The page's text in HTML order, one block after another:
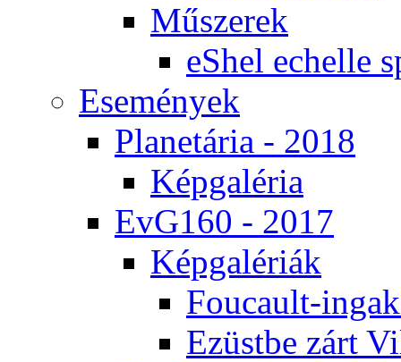
Mű­sze­rek
eS­hel echel­le
Ese­mé­nyek
Pla­ne­tá­ria - 2018
Kép­ga­lé­ria
EvG160 - 2017
Kép­ga­lé­ri­ák
Fo­u­ca­ult-
Ezüst­be zárt